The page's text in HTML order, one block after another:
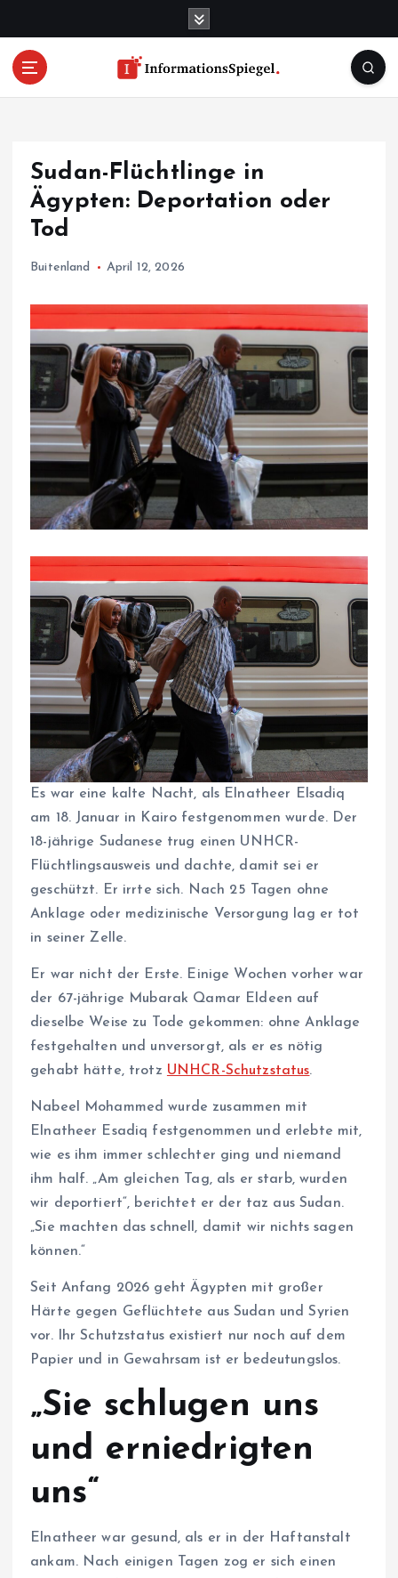
Sudan-Flüchtlinge in
Ägypten: Deportation oder
Tod
Buitenland April 12, 2026
Es war eine kalte Nacht, als Elnatheer Elsadiq
am 18. Januar in Kairo festgenommen wurde. Der
18-jährige Sudanese trug einen UNHCR-
Flüchtlingsausweis und dachte, damit sei er
geschützt. Er irrte sich. Nach 25 Tagen ohne
Anklage oder medizinische Versorgung lag er tot
in seiner Zelle.
Er war nicht der Erste. Einige Wochen vorher war
der 67-jährige Mubarak Qamar Eldeen auf
dieselbe Weise zu Tode gekommen: ohne Anklage
festgehalten und unversorgt, als er es nötig
gehabt hätte, trotz UNHCR-Schutzstatus.
Nabeel Mohammed wurde zusammen mit
Elnatheer Esadiq festgenommen und erlebte mit,
wie es ihm immer schlechter ging und niemand
ihm half. „Am gleichen Tag, als er starb, wurden
wir deportiert“, berichtet er der taz aus Sudan.
„Sie machten das schnell, damit wir nichts sagen
können.“
Seit Anfang 2026 geht Ägypten mit großer
Härte gegen Geflüchtete aus Sudan und Syrien
vor. Ihr Schutzstatus existiert nur noch auf dem
Papier und in Gewahrsam ist er bedeutungslos.
„Sie schlugen uns
und erniedrigten
uns“
Elnatheer war gesund, als er in der Haftanstalt
ankam. Nach einigen Tagen zog er sich einen